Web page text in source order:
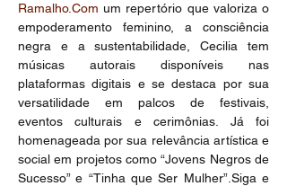
Ramalho.Com um repertório que valoriza o
empoderamento feminino, a consciência
negra e a sustentabilidade, Cecilia tem
músicas autorais disponíveis nas
plataformas digitais e se destaca por sua
versatilidade em palcos de festivais,
eventos culturais e cerimônias. Já foi
homenageada por sua relevância artística e
social em projetos como “Jovens Negros de
Sucesso” e “Tinha que Ser Mulher”.Siga e